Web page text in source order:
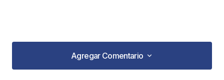
Agregar Comentario
Agregar Comentario